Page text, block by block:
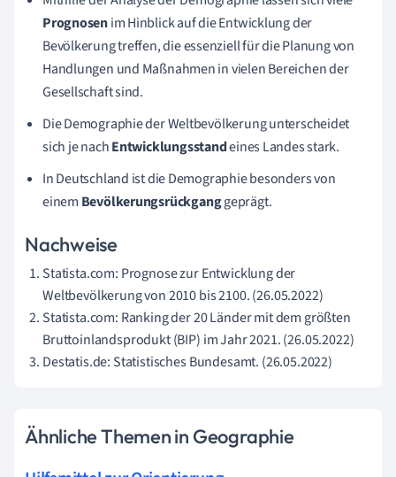
Prognosenim Hinblick auf die Entwicklung der
Bevölkerungtreffen, die essenziell für die Planung von
Handlungen und Maßnahmen in vielen Bereichen der
Gesellschaft sind.
Die Demographie der Weltbevölkerung unterscheidet
sich je nachEntwicklungsstandeines Landes stark.
In Deutschland ist die Demographie besonders von
einem Bevölkerungsrückganggeprägt.
Nachweise
Statista.com: Prognose zur Entwicklung der
Weltbevölkerung von 2010 bis 2100. (26.05.2022)
Statista.com: Ranking der 20 Länder mit dem größten
Bruttoinlandsprodukt (BIP) im Jahr 2021. (26.05.2022)
Destatis.de: Statistisches Bundesamt. (26.05.2022)
Ähnliche Themen in Geographie